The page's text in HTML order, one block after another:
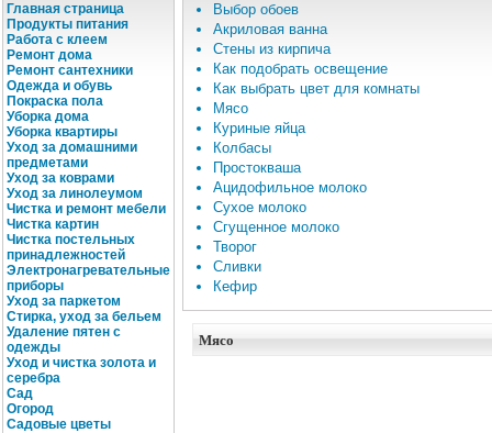
Главная страница
Продукты питания
Работа с клеем
Ремонт дома
Ремонт сантехники
Одежда и обувь
Покраска пола
Уборка дома
Уборка квартиры
Уход за домашними
предметами
Уход за коврами
Уход за линолеумом
Чистка и ремонт мебели
Чистка картин
Чистка постельных
принадлежностей
Электронагревательные
приборы
Уход за паркетом
Стирка, уход за бельем
Удаление пятен с
одежды
Уход и чистка золота и
серебра
Сад
Огород
Садовые цветы
Выбор обоев
Акриловая ванна
Стены из кирпича
Как подобрать освещение
Как выбрать цвет для комнаты
Мясо
Куриные яйца
Колбасы
Простокваша
Ацидофильное молоко
Сухое молоко
Сгущенное молоко
Творог
Сливки
Кефир
Мясо